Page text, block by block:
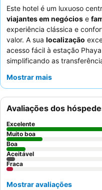
Este hotel é um luxuoso
viajantes em negócios e
experiência clássica e
valor. A sua localização
acesso fácil à estação
simplificando as
proporciona um belo refúgio
e de alta qualidade
buffet
estadia mais tranquila, os
quarto virado para o jardim.
Mostrar mais
Avaliações dos
Excelente
Muito boa
Boa
Aceitável
Fraca
Mostrar avaliações